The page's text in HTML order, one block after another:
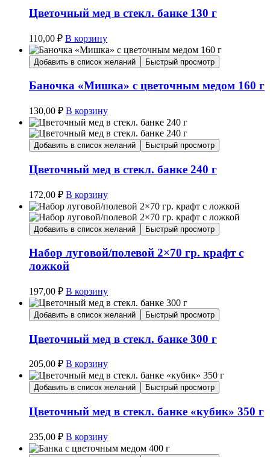
Цветочный мед в стекл. банке 130 г
110,00 ₽ В корзину
Добавить в список желаний Быстрый просмотр
Баночка «Мишка» с цветочным медом 160 г
130,00 ₽ В корзину
Добавить в список желаний Быстрый просмотр
Цветочный мед в стекл. банке 240 г
172,00 ₽ В корзину
Добавить в список желаний Быстрый просмотр
Набор луговой/полевой 2×70 гр. крафт с
ложкой
197,00 ₽ В корзину
Добавить в список желаний Быстрый просмотр
Цветочный мед в стекл. банке 300 г
205,00 ₽ В корзину
Добавить в список желаний Быстрый просмотр
Цветочный мед в стекл. банке «кубик» 350 г
235,00 ₽ В корзину